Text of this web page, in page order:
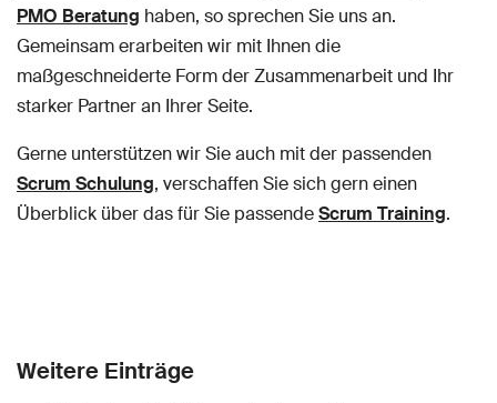
PMO Beratung haben, so sprechen Sie uns an.
Gemeinsam erarbeiten wir mit Ihnen die
maßgeschneiderte Form der Zusammenarbeit und Ihr
starker Partner an Ihrer Seite.
Gerne unterstützen wir Sie auch mit der passenden
Scrum Schulung, verschaffen Sie sich gern einen
Überblick über das für Sie passendeScrum Training.
Weitere Einträge